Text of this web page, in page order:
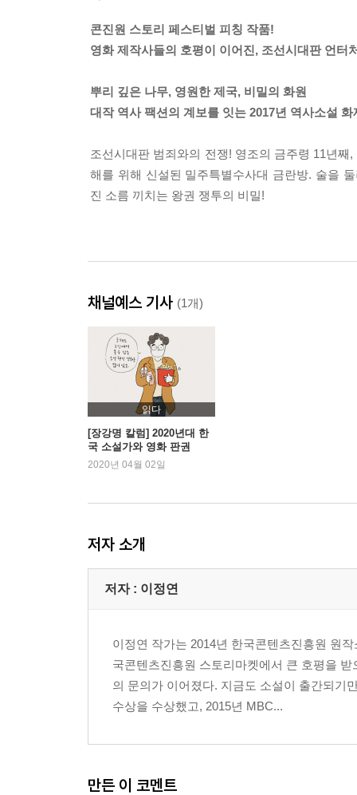
콘진원 스토리 페스티벌 피칭 작품!
영화 제작사들의 호평이 이어진, 조선시대판 언터
뿌리 깊은 나무, 영원한 제국, 비밀의 화원
대작 역사 팩션의 계보를 잇는 2017년 역사소설 화
조선시대판 범죄와의 전쟁! 영조의 금주령 11년
해를 위해 신설된 밀주특별수사대 금란방. 술을
진 소름 끼치는 왕권 쟁투의 비밀!
채널예스 기사 (1개)
읽다
[장강명 칼럼] 2020년대 한
국 소설가와 영화 판권
2020년 04월 02일
저자 소개
저자 : 이정연
이정연 작가는 2014년 한국콘텐츠진흥원 원
국콘텐츠진흥원 스토리마켓에서 큰 호평을
의 문의가 이어졌다. 지금도 소설이 출간되기
수상을 수상했고, 2015년 MBC...
만든 이 코멘트